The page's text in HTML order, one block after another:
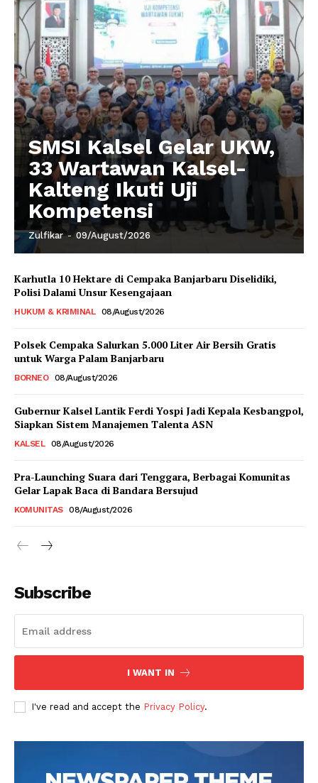
SMSI Kalsel Gelar UKW,
33 Wartawan Kalsel-
Kalteng Ikuti Uji
Kompetensi
Zulfikar - 09/August/2026
Karhutla 10 Hektare di Cempaka Banjarbaru Diselidiki,
Polisi Dalami Unsur Kesengajaan
HUKUM & KRIMINAL 08/August/2026
Polsek Cempaka Salurkan 5.000 Liter Air Bersih Gratis
untuk Warga Palam Banjarbaru
BORNEO 08/August/2026
Gubernur Kalsel Lantik Ferdi Yospi Jadi Kepala Kesbangpol,
Siapkan Sistem Manajemen Talenta ASN
KALSEL 08/August/2026
Pra-Launching Suara dari Tenggara, Berbagai Komunitas
Gelar Lapak Baca di Bandara Bersujud
KOMUNITAS 08/August/2026
Subscribe
I WANT IN
I've read and accept the Privacy Policy.